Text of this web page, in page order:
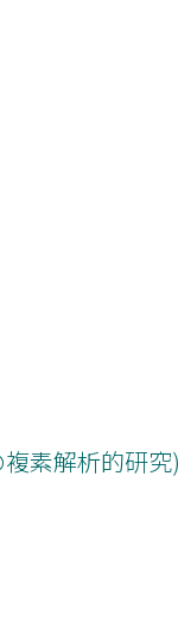
素解析的研究)